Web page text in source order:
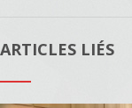
ARTICLES LIÉS